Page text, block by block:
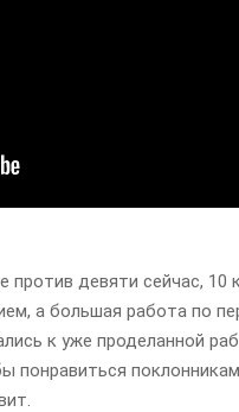
девяти сейчас, 10
а большая работа по
к уже проделанной